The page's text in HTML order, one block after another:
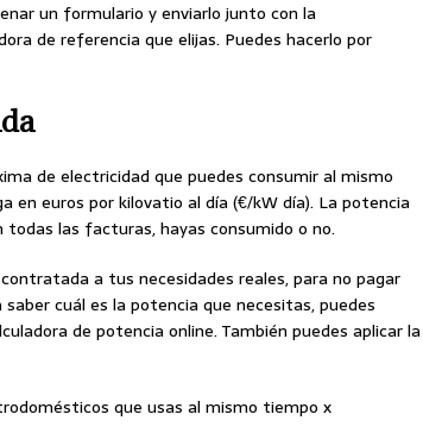
un formulario y enviarlo junto con la
de referencia que elijas. Puedes hacerlo por
de electricidad que puedes consumir al mismo
en euros por kilovatio al día (€/kW día). La potencia
las facturas, hayas consumido o no.
a tus necesidades reales, para no pagar
cuál es la potencia que necesitas, puedes
de potencia online. También puedes aplicar la
que usas al mismo tiempo x